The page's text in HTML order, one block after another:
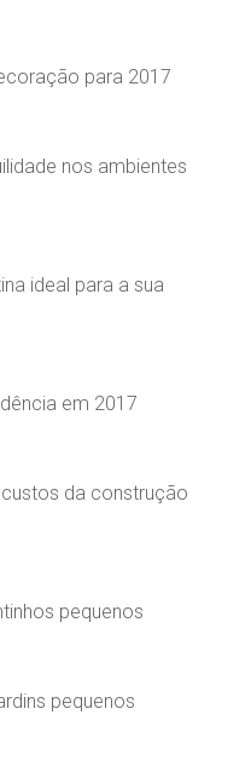
para 2017
nos ambientes
ideal para a sua
em 2017
da construção
pequenos
pequenos